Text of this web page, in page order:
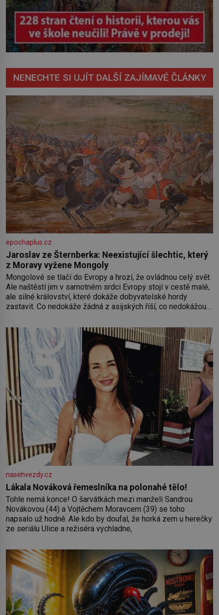
NENECHTE SI UJÍT DALŠÍ ZAJÍMAVÉ ČLÁNKY
epochaplus.cz
Jaroslav ze Šternberka: Neexistující šlechtic, který
z Moravy vyžene Mongoly
Mongolové se tlačí do Evropy a hrozí, že ovládnou celý svět.
Ale naštěstí jim v samotném srdci Evropy stojí v cestě malé,
ale silné království, které dokáže dobyvatelské hordy
zastavit. Co nedokáže žádná z asijských říší, co nedokážou
od roku 1223 postupují podél Kaspického a Azovského
moře,
nasehvezdy.cz
Lákala Nováková řemeslníka na polonahé tělo!
Tohle nemá konce! O šarvátkách mezi manželi Sandrou
Novákovou (44) a Vojtěchem Moravcem (39) se toho
napsalo už hodně. Ale kdo by doufal, že horká zem u herečky
ze seriálu Ulice a režiséra vychladne,